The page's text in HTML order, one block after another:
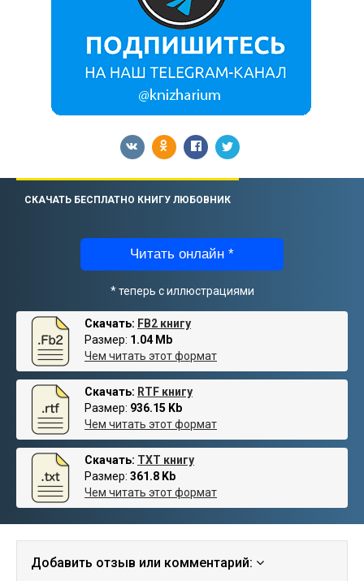
СКАЧАТЬ БЕСПЛАТНО КНИГУ ЛЮБОВНИК
Читать онлайн *
* теперь с иллюстрациями
Скачать: FB2 книгу
Размер: 1.04 Mb
Чем читать этот формат
Скачать: RTF книгу
Размер: 936.15 Kb
Чем читать этот формат
Скачать: TXT книгу
Размер: 361.8 Kb
Чем читать этот формат
Добавить отзыв или комментарий: